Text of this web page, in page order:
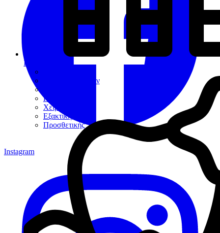
Εργαλεία
Αποκαταστάσεων
Περιοδοντίου
Χειρουργικής
Εξακτικής
Προσθετικής
Instagram